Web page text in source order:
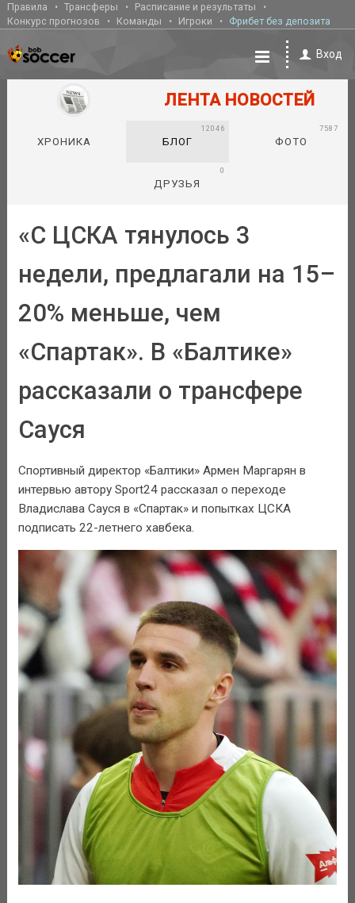
Правила Трансферы
Расписание и результаты
Конкурс прогнозов
Команды Игроки Фрибет без депозита
Вход
ЛЕНТА НОВОСТЕЙ
ХРОНИКА БЛОГ
12046
ФОТО
7587
ДРУЗЬЯ
0
«С ЦСКА тянулось 3
недели, предлагали на 15–
20% меньше, чем
«Спартак». В «Балтике»
рассказали о трансфере
Сауся
Спортивный директор «Балтики» Армен Маргарян в
интервью автору Sport24 рассказал о переходе
Владислава Сауся в «Спартак» и попытках ЦСКА
подписать 22-летнего хавбека.